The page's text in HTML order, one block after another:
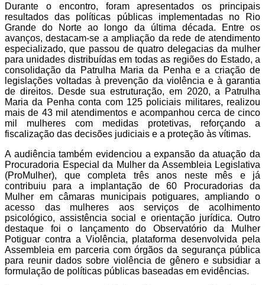
Durante o encontro, foram apresentados os principais
resultados das políticas públicas implementadas no Rio
Grande do Norte ao longo da última década. Entre os
avanços, destacam-se a ampliação da rede de atendimento
especializado, que passou de quatro delegacias da mulher
para unidades distribuídas em todas as regiões do Estado, a
consolidação da Patrulha Maria da Penha e a criação de
legislações voltadas à prevenção da violência e à garantia
de direitos. Desde sua estruturação, em 2020, a Patrulha
Maria da Penha conta com 125 policiais militares, realizou
mais de 43 mil atendimentos e acompanhou cerca de cinco
mil mulheres com medidas protetivas, reforçando a
fiscalização das decisões judiciais e a proteção às vítimas.
A audiência também evidenciou a expansão da atuação da
Procuradoria Especial da Mulher da Assembleia Legislativa
(ProMulher), que completa três anos neste mês e já
contribuiu para a implantação de 60 Procuradorias da
Mulher em câmaras municipais potiguares, ampliando o
acesso das mulheres aos serviços de acolhimento
psicológico, assistência social e orientação jurídica. Outro
destaque foi o lançamento do Observatório da Mulher
Potiguar contra a Violência, plataforma desenvolvida pela
Assembleia em parceria com órgãos da segurança pública
para reunir dados sobre violência de gênero e subsidiar a
formulação de políticas públicas baseadas em evidências.